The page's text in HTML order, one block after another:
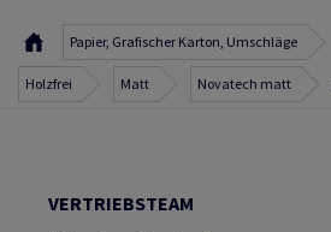
Papier, Grafischer Karton, Umschläge
Holzfrei Matt Novatech matt
VERTRIEBSTEAM